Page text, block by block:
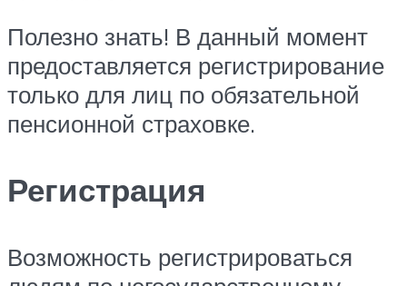
Полезно знать! В данный момент
предоставляется регистрирование
только для лиц по обязательной
пенсионной страховке.
Регистрация
Возможность регистрироваться